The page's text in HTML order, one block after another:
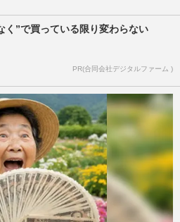
く”で買っている限り変わらない
PR(合同会社デジタルファーム )